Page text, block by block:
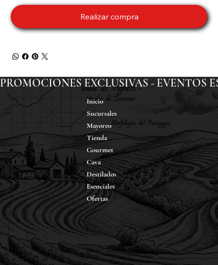
Realizar compra
PROMOCIONES EXCLUSIVAS - EVENTOS
Inicio
Sucursales
Mayoreo
Tienda
Gourmet
Cava
Destilados
Esenciales
Ofertas